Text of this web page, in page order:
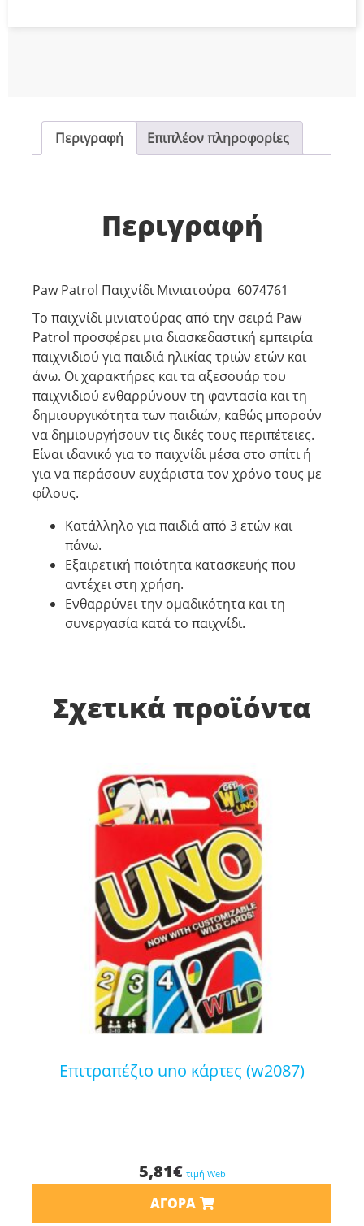
Περιγραφή Επιπλέον πληροφορίες
Περιγραφή
Paw Patrol Παιχνίδι Μινιατούρα 6074761
Το παιχνίδι μινιατούρας από την σειρά Paw
Patrol προσφέρει μια διασκεδαστική εμπειρία
παιχνιδιού για παιδιά ηλικίας τριών ετών και
άνω. Οι χαρακτήρες και τα αξεσουάρ του
παιχνιδιού ενθαρρύνουν τη φαντασία και τη
δημιουργικότητα των παιδιών, καθώς μπορούν
να δημιουργήσουν τις δικές τους περιπέτειες.
Είναι ιδανικό για το παιχνίδι μέσα στο σπίτι ή
για να περάσουν ευχάριστα τον χρόνο τους με
φίλους.
Κατάλληλο για παιδιά από 3 ετών και
πάνω.
Εξαιρετική ποιότητα κατασκευής που
αντέχει στη χρήση.
Ενθαρρύνει την ομαδικότητα και τη
συνεργασία κατά το παιχνίδι.
Σχετικά προϊόντα
επιτραπέζιο uno κάρτες (w2087)
5,81€ τιμή Web
ΑΓΟΡΆ